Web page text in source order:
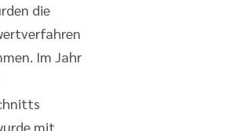
die
Im Jahr
mit